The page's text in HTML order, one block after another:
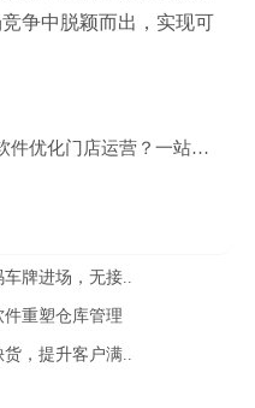
争中脱颖而出，实现可
件优化门店运营？一站式解决
牌进场，无接..
重塑仓库管理
，提升客户满..